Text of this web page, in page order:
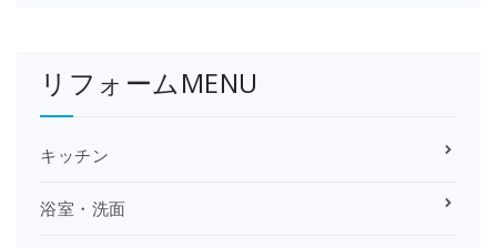
リフォームMENU
キッチン
浴室・洗面